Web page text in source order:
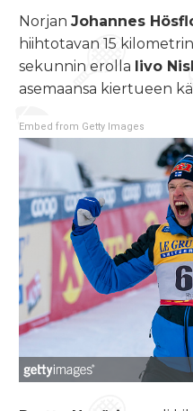
Norjan Johannes
hiihtotavan 15
sekunnin erolla Iivo
asemaansa kiertueen
Embed from Getty Images